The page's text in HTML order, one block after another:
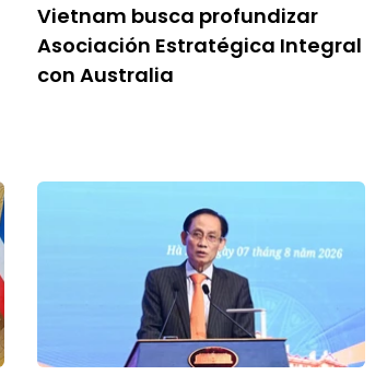
Vietnam busca profundizar
Asociación Estratégica Integral
con Australia